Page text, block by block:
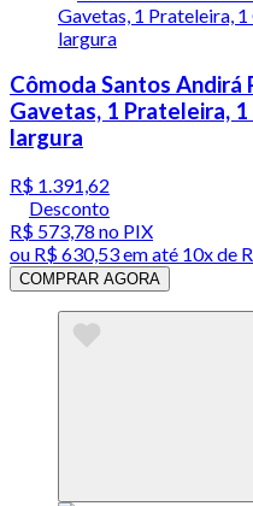
Cômoda Santos Andirá
Gavetas, 1 Prateleira,
largura
R$ 1.391,62
Desconto
R$ 573,78 no PIX
ou R$ 630,53em até 10x de
COMPRAR AGORA